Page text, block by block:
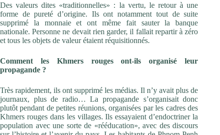
Des valeurs dites «traditionnelles» : la vertu, le retour à une
forme de pureté d’origine. Ils ont notamment tout de suite
supprimé la monnaie et ont même fait sauter la banque
nationale. Personne ne devait rien garder, il fallait repartir à zéro
et tous les objets de valeur étaient réquisitionnés.
Comment les Khmers rouges ont-ils organisé leur
propagande ?
Très rapidement, ils ont supprimé les médias. Il n’y avait plus de
journaux, plus de radio… La propagande s’organisait donc
plutôt pendant de petites réunions, organisées par les cadres des
Khmers rouges dans les villages. Ils essayaient d’endoctriner la
population avec une sorte de «rééducation», avec des discours